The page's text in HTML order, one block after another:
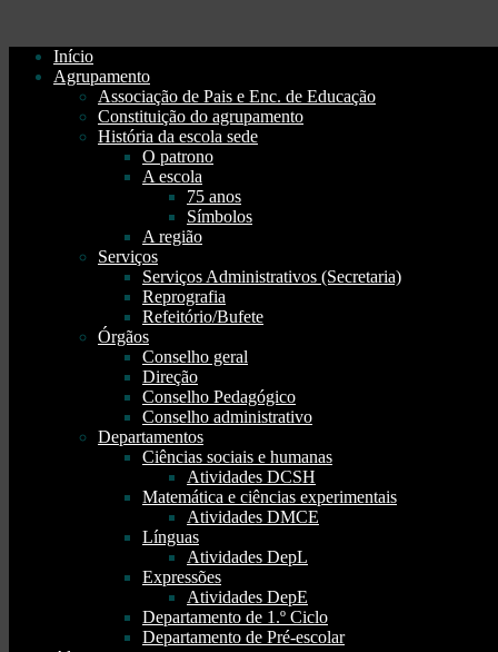
Início
Agrupamento
Associação de Pais e Enc. de Educação
Constituição do agrupamento
História da escola sede
O patrono
A escola
75 anos
Símbolos
A região
Serviços
Serviços Administrativos (Secretaria)
Reprografia
Refeitório/Bufete
Órgãos
Conselho geral
Direção
Conselho Pedagógico
Conselho administrativo
Departamentos
Ciências sociais e humanas
Atividades DCSH
Matemática e ciências experimentais
Atividades DMCE
Línguas
Atividades DepL
Expressões
Atividades DepE
Departamento de 1.º Ciclo
Departamento de Pré-escolar